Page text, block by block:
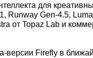
для
Runway Gen-4.5,
от Topaz Lab и
версии Firefly в